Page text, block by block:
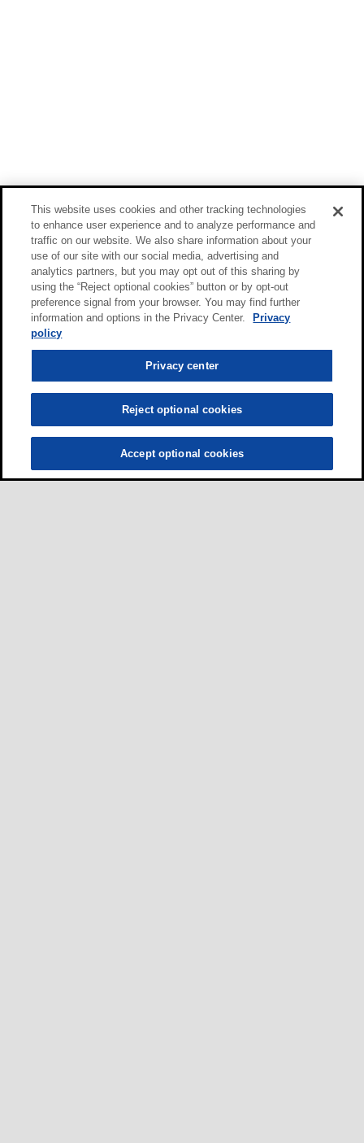
This website uses cookies and other tracking technologies
to enhance user experience and to analyze performance and
traffic on our website. We also share information about your
use of our site with our social media, advertising and
analytics partners, but you may opt out of this sharing by
using the “Reject optional cookies” button or by opt-out
preference signal from your browser. You may find further
information and options in the Privacy Center.
Privacy
policy
Privacy center
Reject optional cookies
Accept optional cookies